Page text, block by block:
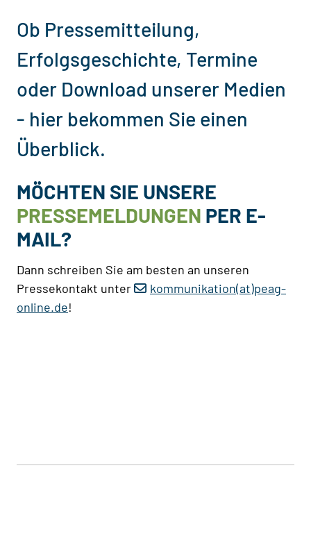
Ob Pressemitteilung,
Erfolgsgeschichte, Termine
oder Download unserer Medien
- hier bekommen Sie einen
Überblick.
MÖCHTEN SIE UNSERE
PRESSEMELDUNGEN PER E-
MAIL?
Dann schreiben Sie am besten an unseren
Pressekontakt unter
kommunikation(at)peag-
online.de!